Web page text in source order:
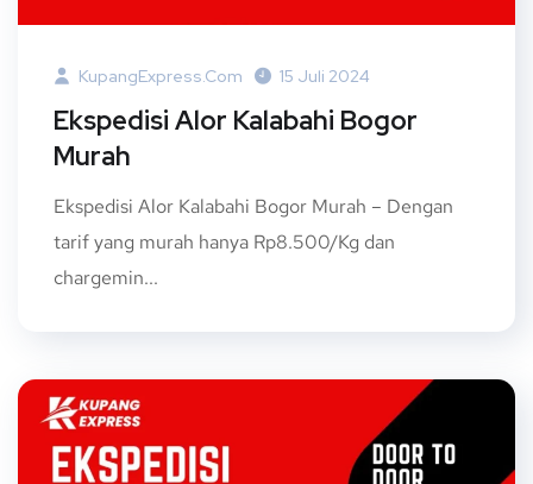
KupangExpress.com 15 Juli 2024
Ekspedisi Alor Kalabahi Bogor
Murah
Ekspedisi Alor Kalabahi Bogor Murah – Dengan
tarif yang murah hanya Rp8.500/Kg dan
chargemin...